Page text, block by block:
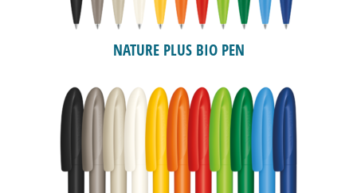
NATURE PLUS BIO PEN